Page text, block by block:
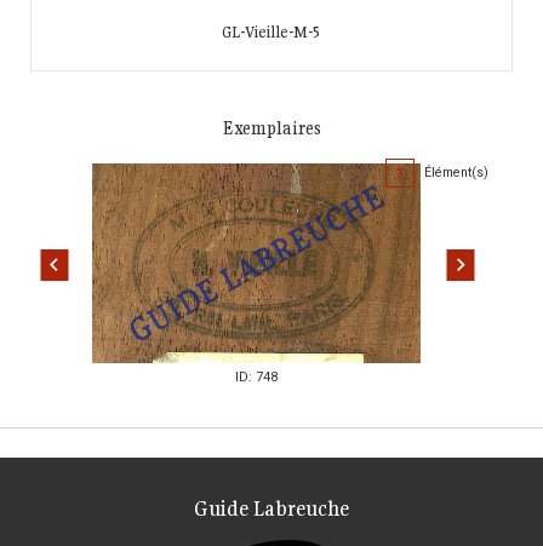
GL-Vieille-M-5
Exemplaires
ID: 748
3 Élément(s)
Guide Labreuche